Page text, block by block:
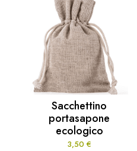
originale
era:
3,90 €.
attuale
è:
3,00 €.
Sacchettino
portasapone
ecologico
3,50 €